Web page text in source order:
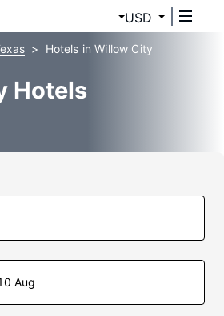
USD
Hotels in Willow City
Hotels
Aug